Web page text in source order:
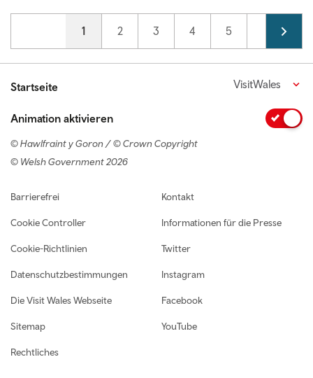
PaginationCurrent page
1 Page
2 Page
3 Page
4 Page
5
Startseite VisitWales
Animation aktivieren
© Hawlfraint y Goron / © Crown Copyright
© Welsh Government 2026
Footer navigation
Barrierefrei
Cookie Controller
Cookie-Richtlinien
Datenschutzbestimmungen
Die Visit Wales Webseite
Sitemap
Rechtliches
Kontakt
Informationen für die Presse
Twitter
Instagram
Facebook
YouTube